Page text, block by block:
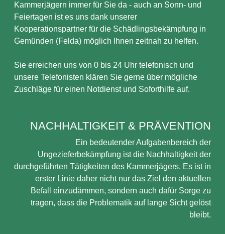
Kammerjägern immer für Sie da - auch an Sonn- und
Feiertagen ist es uns dank unserer
Kooperationspartner für die Schädlingsbekämpfung in
Gemünden (Felda) möglich Ihnen zeitnah zu helfen.
Sie erreichen uns von 0 bis 24 Uhr telefonisch und
unsere Telefonisten klären Sie gerne über mögliche
Zuschläge für einen Notdienst und Soforthilfe auf.
NACHHALTIGKEIT & PRÄVENTION
Ein bedeutender Aufgabenbereich der
Ungezieferbekämpfung ist die Nachhaltigkeit der
durchgeführten Tätigkeiten des Kammerjägers. Es ist in
erster Linie daher nicht nur das Ziel den aktuellen
Befall einzudämmen, sondern auch dafür Sorge zu
tragen, dass die Problematik auf lange Sicht gelöst
bleibt.